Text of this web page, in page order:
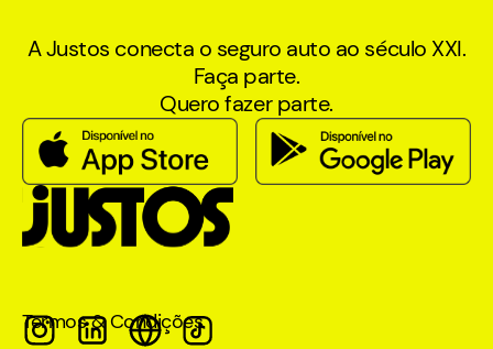
A Justos conecta o seguro auto ao século XXI.
Faça parte.
Quero fazer parte.
Termos & Condições